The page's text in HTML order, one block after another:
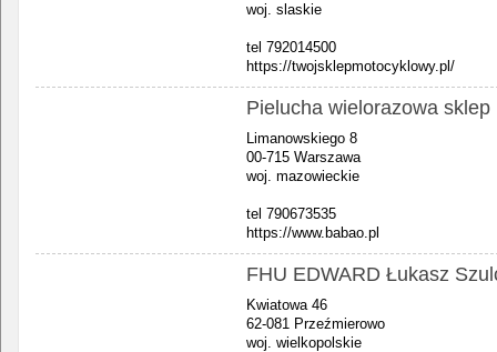
woj. slaskie
tel 792014500
https://twojsklepmotocyklowy.pl/
Pielucha wielorazowa sklep
Limanowskiego 8
00-715 Warszawa
woj. mazowieckie
tel 790673535
https://www.babao.pl
FHU EDWARD Łukasz
Kwiatowa 46
62-081 Przeźmierowo
woj. wielkopolskie